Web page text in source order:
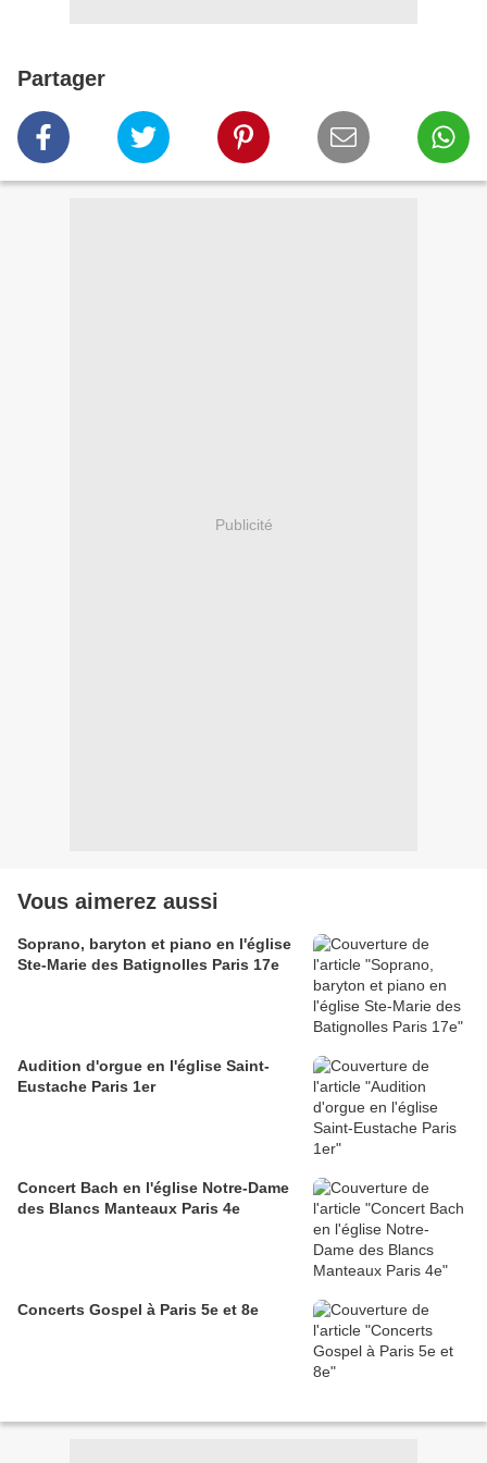
Partager
Publicité
Vous aimerez aussi
Soprano, baryton et piano en l'église
Ste-Marie des Batignolles Paris 17e
Audition d'orgue en l'église Saint-
Eustache Paris 1er
Concert Bach en l'église Notre-Dame
des Blancs Manteaux Paris 4e
Concerts Gospel à Paris 5e et 8e